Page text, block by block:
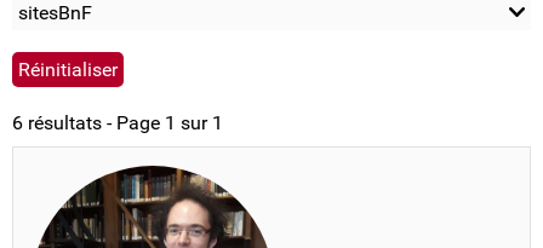
sitesBnF
6 résultats - Page 1 sur 1